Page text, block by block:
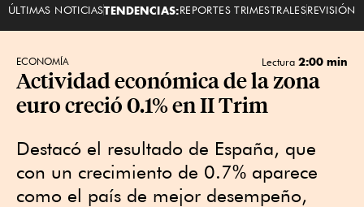
ÚLTIMAS NOTICIASTENDENCIAS:REPORTES TRIMESTRALESREVISIÓN
ECONOMÍA Lectura 2:00 min
Actividad económica de la zona
euro creció 0.1% en II Trim
Destacó el resultado de España, que
con un crecimiento de 0.7% aparece
como el país de mejor desempeño,